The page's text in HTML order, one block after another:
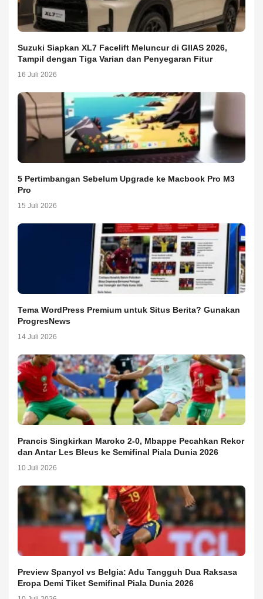
Suzuki Siapkan XL7 Facelift Meluncur di GIIAS 2026,
Tampil dengan Tiga Varian dan Penyegaran Fitur
16 Juli 2026
5 Pertimbangan Sebelum Upgrade ke Macbook Pro M3
Pro
15 Juli 2026
Tema WordPress Premium untuk Situs Berita? Gunakan
ProgresNews
14 Juli 2026
Prancis Singkirkan Maroko 2-0, Mbappe Pecahkan Rekor
dan Antar Les Bleus ke Semifinal Piala Dunia 2026
10 Juli 2026
Preview Spanyol vs Belgia: Adu Tangguh Dua Raksasa
Eropa Demi Tiket Semifinal Piala Dunia 2026